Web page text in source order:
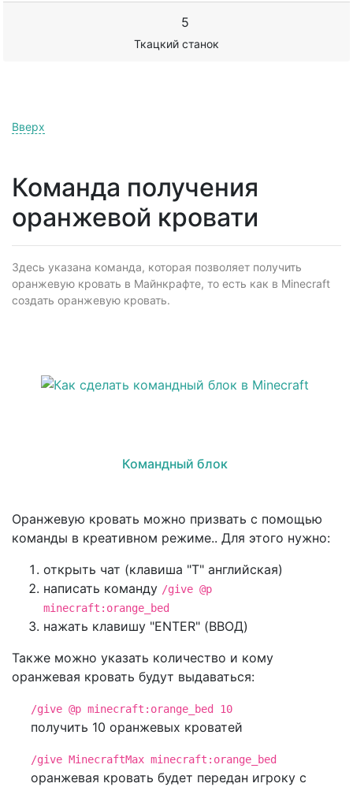
5
Ткацкий станок
Вверх
Команда получения
оранжевой кровати
Здесь указана команда, которая позволяет получить
оранжевую кровать в Майнкрафте, то есть как в Minecraft
создать оранжевую кровать.
Командный блок
Оранжевую кровать можно призвать с помощью
команды в креативном режиме.. Для этого нужно:
открыть чат (клавиша "T" английская)
написать команду /give @p
minecraft:orange_bed
нажать клавишу "ENTER" (ВВОД)
Также можно указать количество и кому
оранжевая кровать будут выдаваться:
/give @p minecraft:orange_bed 10
получить 10 оранжевых кроватей
/give MinecraftMax minecraft:orange_bed
оранжевая кровать будет передан игроку с